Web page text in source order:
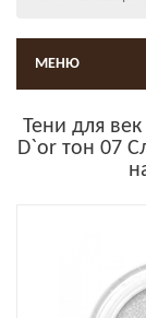
МЕНЮ
Тени для
D`or тон 07